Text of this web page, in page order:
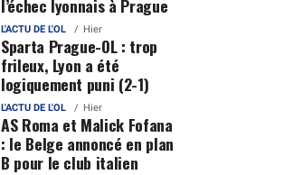
l’échec lyonnais à Prague
L'ACTU DE L'OL Hier
Sparta Prague-OL : trop
frileux, Lyon a été
logiquement puni (2-1)
L'ACTU DE L'OL Hier
AS Roma et Malick Fofana
: le Belge annoncé en plan
B pour le club italien